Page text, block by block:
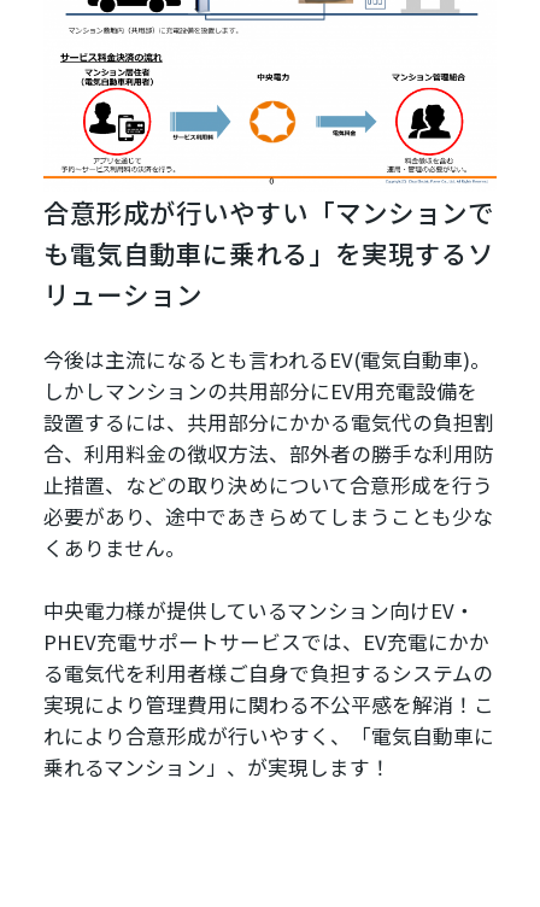
合意形成が行いやすい「マンションで
も電気自動車に乗れる」を実現するソ
リューション
今後は主流になるとも言われるEV(電気自動車)。
しかしマンションの共用部分にEV用充電設備を
設置するには、共用部分にかかる電気代の負担割
合、利用料金の徴収方法、部外者の勝手な利用防
止措置、などの取り決めについて合意形成を行う
必要があり、途中であきらめてしまうことも少な
くありません。
中央電力様が提供しているマンション向けEV・
PHEV充電サポートサービスでは、EV充電にかか
る電気代を利用者様ご自身で負担するシステムの
実現により管理費用に関わる不公平感を解消！こ
れにより合意形成が行いやすく、「電気自動車に
乗れるマンション」、が実現します！